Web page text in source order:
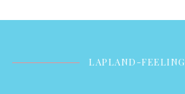
LAPLAND-FEELING